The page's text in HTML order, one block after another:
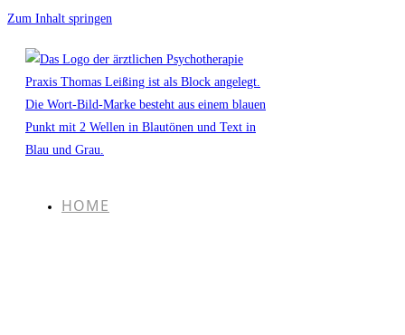
Zum Inhalt springen
HOME